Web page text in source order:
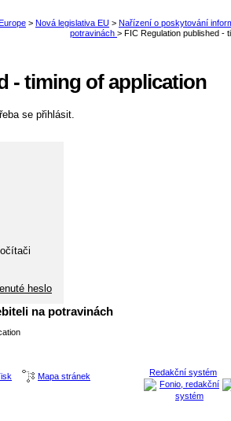
- timing of application
se přihlásit.
heslo
na potravinách
Redakční systém
Mapa stránek